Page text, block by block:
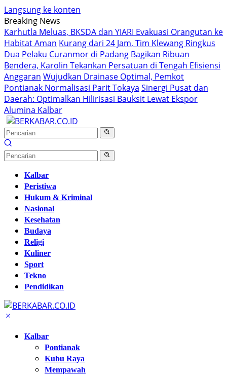
Langsung ke konten
Breaking News
Karhutla Meluas, BKSDA dan YIARI Evakuasi Orangutan ke
Habitat Aman Kurang dari 24 Jam, Tim Klewang Ringkus
Dua Pelaku Curanmor di Padang Bagikan Ribuan
Bendera, Karolin Tekankan Persatuan di Tengah Efisiensi
Anggaran Wujudkan Drainase Optimal, Pemkot
Pontianak Normalisasi Parit Tokaya Sinergi Pusat dan
Daerah: Optimalkan Hilirisasi Bauksit Lewat Ekspor
Alumina Kalbar
Kalbar
Peristiwa
Hukum & Kriminal
Nasional
Kesehatan
Budaya
Religi
Kuliner
Sport
Tekno
Pendidikan
Kalbar
Pontianak
Kubu Raya
Mempawah